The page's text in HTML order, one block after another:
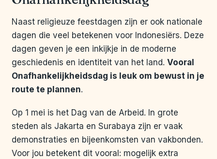
Naast religieuze feestdagen zijn er ook nationale
dagen die veel betekenen voor Indonesiërs. Deze
dagen geven je een inkijkje in de moderne
geschiedenis en identiteit van het land. Vooral
Onafhankelijkheidsdag is leuk om bewust in je
route te plannen.
Op 1 mei is het Dag van de Arbeid. In grote
steden als Jakarta en Surabaya zijn er vaak
demonstraties en bijeenkomsten van vakbonden.
Voor jou betekent dit vooral: mogelijk extra